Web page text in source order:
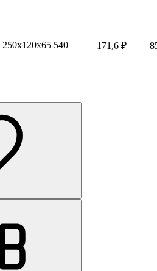
250х120х65 540 171,6 ₽